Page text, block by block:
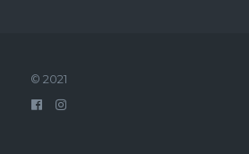
© 2021